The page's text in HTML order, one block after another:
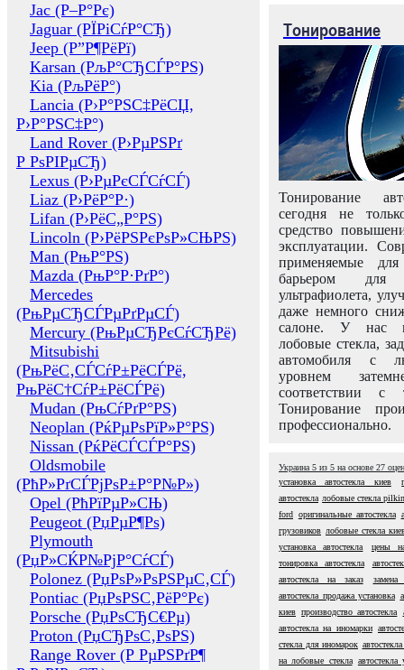
Jac (Р–Р°Рє)
Jaguar (РЇРіСѓР°СЂ)
Jeep (Р”Р¶РёРї)
Karsan (РљР°СЂСЃР°РЅ)
Kia (РљРёР°)
Lancia (Р›Р°РЅС‡РёСЏ,
Р›Р°РЅС‡Р°)
Land Rover (Р›РµРЅРґ
Р РѕРІРµСЂ)
Lexus (Р›РµРєСЃСѓСЃ)
Liaz (Р›РёР°Р·)
Lifan (Р›РёС„Р°РЅ)
Lincoln (Р›РёРЅРєРѕР»СЊРЅ)
Man (РњР°РЅ)
Mazda (РњР°Р·РґР°)
Mercedes
(РњРµСЂСЃРµРґРµСЃ)
Mercury (РњРµСЂРєСѓСЂРё)
Mitsubishi
(РњРёС‚СЃСѓР±РёСЃРё,
РњРёС†СѓР±РёСЃРё)
Mudan (РњСѓРґР°РЅ)
Neoplan (РќРµРѕРїР»Р°РЅ)
Nissan (РќРёСЃСЃР°РЅ)
Oldsmobile
(РћР»РґСЃРјРѕР±Р°Р№Р»)
Opel (РћРїРµР»СЊ)
Peugeot (РџРµР¶Рѕ)
Plymouth
(РџР»СЌР№РјР°СѓСЃ)
Polonez (РџРѕР»РѕРЅРµС‚СЃ)
Pontiac (РџРѕРЅС‚РёР°Рє)
Porsche (РџРѕСЂС€Рµ)
Proton (РџСЂРѕС‚РѕРЅ)
Range Rover (Р РµРЅРґР¶
Тонирование
Тонирование
сегодня не
средство
эксплуатации.
применяемые
барьером для
ультрафиолета,
даже немного
салоне. У нас
лобовые стекла,
автомобиля с
уровнем
соответствии с
Тонирование
профессионально.
Украина 5 из 5 на основе 27
установка автостекла киев
автостекла лобовые стекла
ford оригинальные автостекла
грузовиков лобовые стекла
установка автостекла
цены
тонировка автостекла
автостекла на заказ
замена
автостекла продажа установка
киев производство автостекла
автостекла на иномарки
стекла для иномарок
на лобовые стекла автостекла